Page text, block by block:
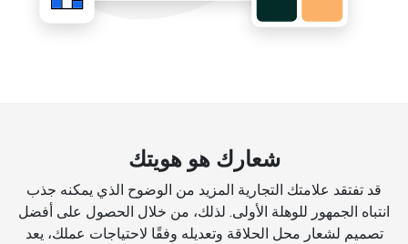
شعارك هو هويتك
قد تفتقد علامتك التجارية المزيد من الوضوح الذي يمكنه جذب
انتباه الجمهور للوهلة الأولى. لذلك، من خلال الحصول على أفضل
تصميم لشعار محل الحلاقة وتعديله وفقًا لاحتياجات عملك، يعد